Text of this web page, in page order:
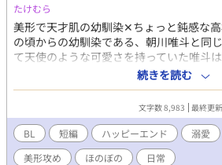
たけむら
美形で天才肌の幼馴染✕ちょっと鈍感な
の頃からの幼馴染である、朝川唯斗と同
て天使のような可愛さを持っていた唯斗
し、今は絵の勉強を進めている。 そんな
えた想が唯斗を美術室へと迎えに行くと
をしていて…？ ※１話から４話までは別
ております。続きも書きたくなったので
が更新していきますね。 ※第４話の冒頭
直しました。
続きを読む
文字数 8,983 最終更
BL 短編 ハッピーエンド 溺愛
美形攻め
ほのぼの 日常